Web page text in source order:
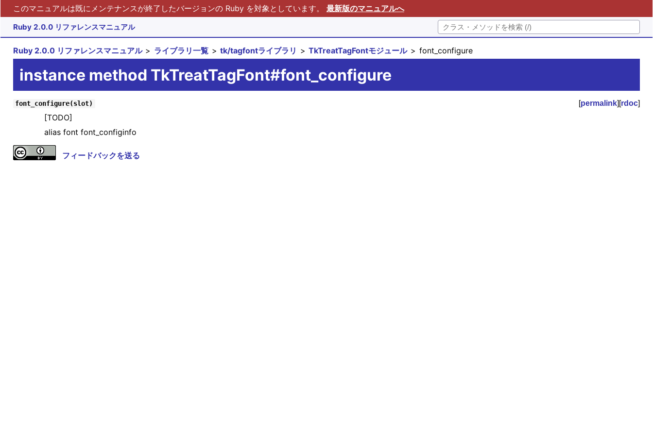
このマニュアルは既にメンテナンスが終了したバージョンの Ruby を対象としています。 最新版のマニュアルへ
Ruby 2.0.0 リファレンスマニュアル
Ruby 2.0.0 リファレンスマニュアル ライブラリ一覧 tk/tagfontライブラリ TkTreatTagFontモジュール font_configure
instance method TkTreatTagFont#font_configure
font_configure(slot) [permalink][rdoc]
[TODO]
alias font font_configinfo
フィードバックを送る